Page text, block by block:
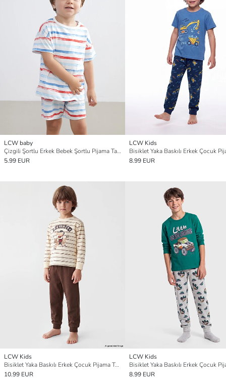
LCW baby
Çizgili Şortlu Erkek Bebek Şortlu Pijama Takım
5.99 EUR
LCW Kids
8.99 EUR
LCW Kids
Bisiklet Yaka Baskılı Erkek Çocuk Pijama Takımı
10.99 EUR
LCW Kids
8.99 EUR